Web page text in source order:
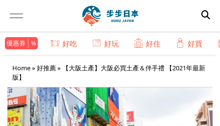
優惠券 好吃 好玩 好住 好買
Home» 好推薦» 【大阪土產】大阪必買土產＆伴手禮 【2021年最新
版】